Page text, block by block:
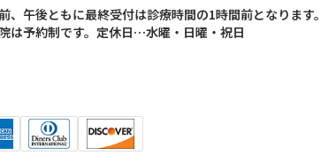
、午後ともに最終受付は診療時間の1時間前となります。
は予約制です。定休日…水曜・日曜・祝日